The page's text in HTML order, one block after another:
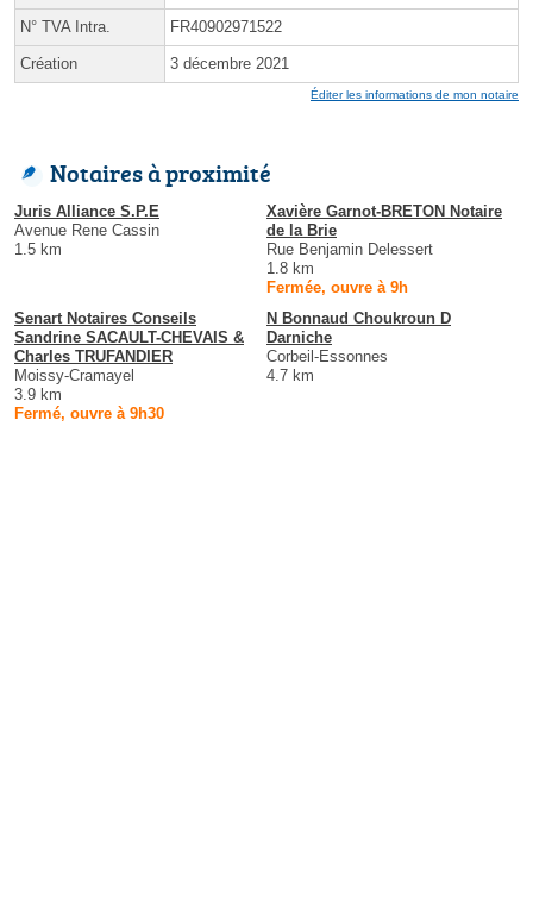
N° TVA Intra. FR40902971522
Création 3 décembre 2021
Éditer les informations de mon notaire
Notaires à proximité
Juris Alliance S.P.E
Avenue Rene Cassin
1.5 km
Xavière Garnot-BRETON Notaire
de la Brie
Rue Benjamin Delessert
1.8 km
Fermée, ouvre à 9h
Senart Notaires Conseils
Sandrine SACAULT-CHEVAIS &
Charles TRUFANDIER
Moissy-Cramayel
3.9 km
Fermé, ouvre à 9h30
N Bonnaud Choukroun D
Darniche
Corbeil-Essonnes
4.7 km